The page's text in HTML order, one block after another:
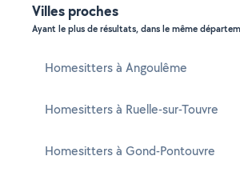
Villes proches
Ayant le plus de résultats, dans le même
Homesitters à Angoulême
Homesitters à Ruelle-sur-Touvre
Homesitters à Gond-Pontouvre